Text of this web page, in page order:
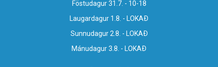
Föstudagur 31.7. - 10-18
Laugardagur 1.8. - LOKAÐ
Sunnudagur 2.8. - LOKAÐ
Mánudagur 3.8. - LOKAÐ